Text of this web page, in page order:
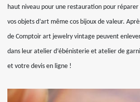
haut niveau pour une restauration pour
vos objets d’art même cos bijoux de valeur.
de Comptoir art jewelry vintage peuvent
dans leur atelier d’ébénisterie et atelier de
et votre devis en ligne !